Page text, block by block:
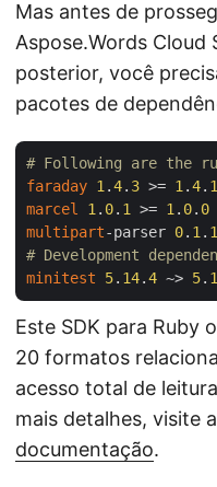
Mas antes de
Aspose.Words Cloud
posterior, você
pacotes de
# Following are the
faraday 1 .4. 3 >= 1 .4. 1
marcel
1 . 0. 1 >= 1 . 0. 0
multipart-parser 0. 1 . 1
# Development
minitest
5. 14.4 ~> 5.
Este SDK para Ruby
20 formatos
acesso total de
mais detalhes, visite
documentação.